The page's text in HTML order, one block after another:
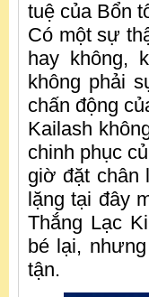
tuệ của Bổn
Có một sự
hay không,
không phải
chấn động
Kailash
chinh phục
giờ đặt chân
lặng tại đây
Thắng Lạc
bé lại,
tận.